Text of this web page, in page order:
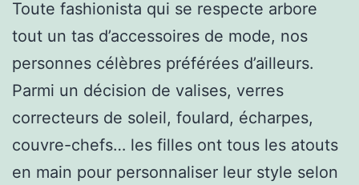
Toute fashionista qui se respecte arbore
tout un tas d’accessoires de mode, nos
personnes célèbres préférées d’ailleurs.
Parmi un décision de valises, verres
correcteurs de soleil, foulard, écharpes,
couvre-chefs… les filles ont tous les atouts
en main pour personnaliser leur style selon